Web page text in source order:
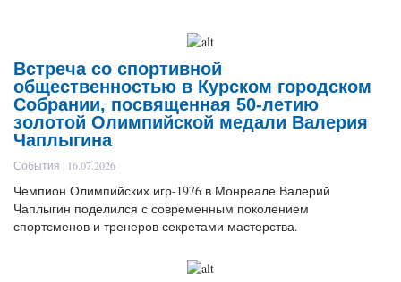
Встреча со спортивной
общественностью в Курском городском
Собрании, посвященная 50-летию
золотой Олимпийской медали Валерия
Чаплыгина
События | 16.07.2026
Чемпион Олимпийских игр-1976 в Монреале Валерий
Чаплыгин поделился с современным поколением
спортсменов и тренеров секретами мастерства.